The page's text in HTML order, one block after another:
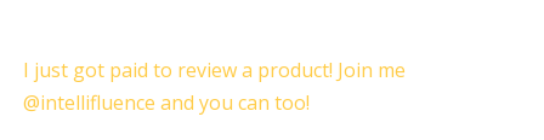
I just got paid to review a product! Join me
@intellifluence and you can too!